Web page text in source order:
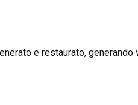
e restaurato, generando